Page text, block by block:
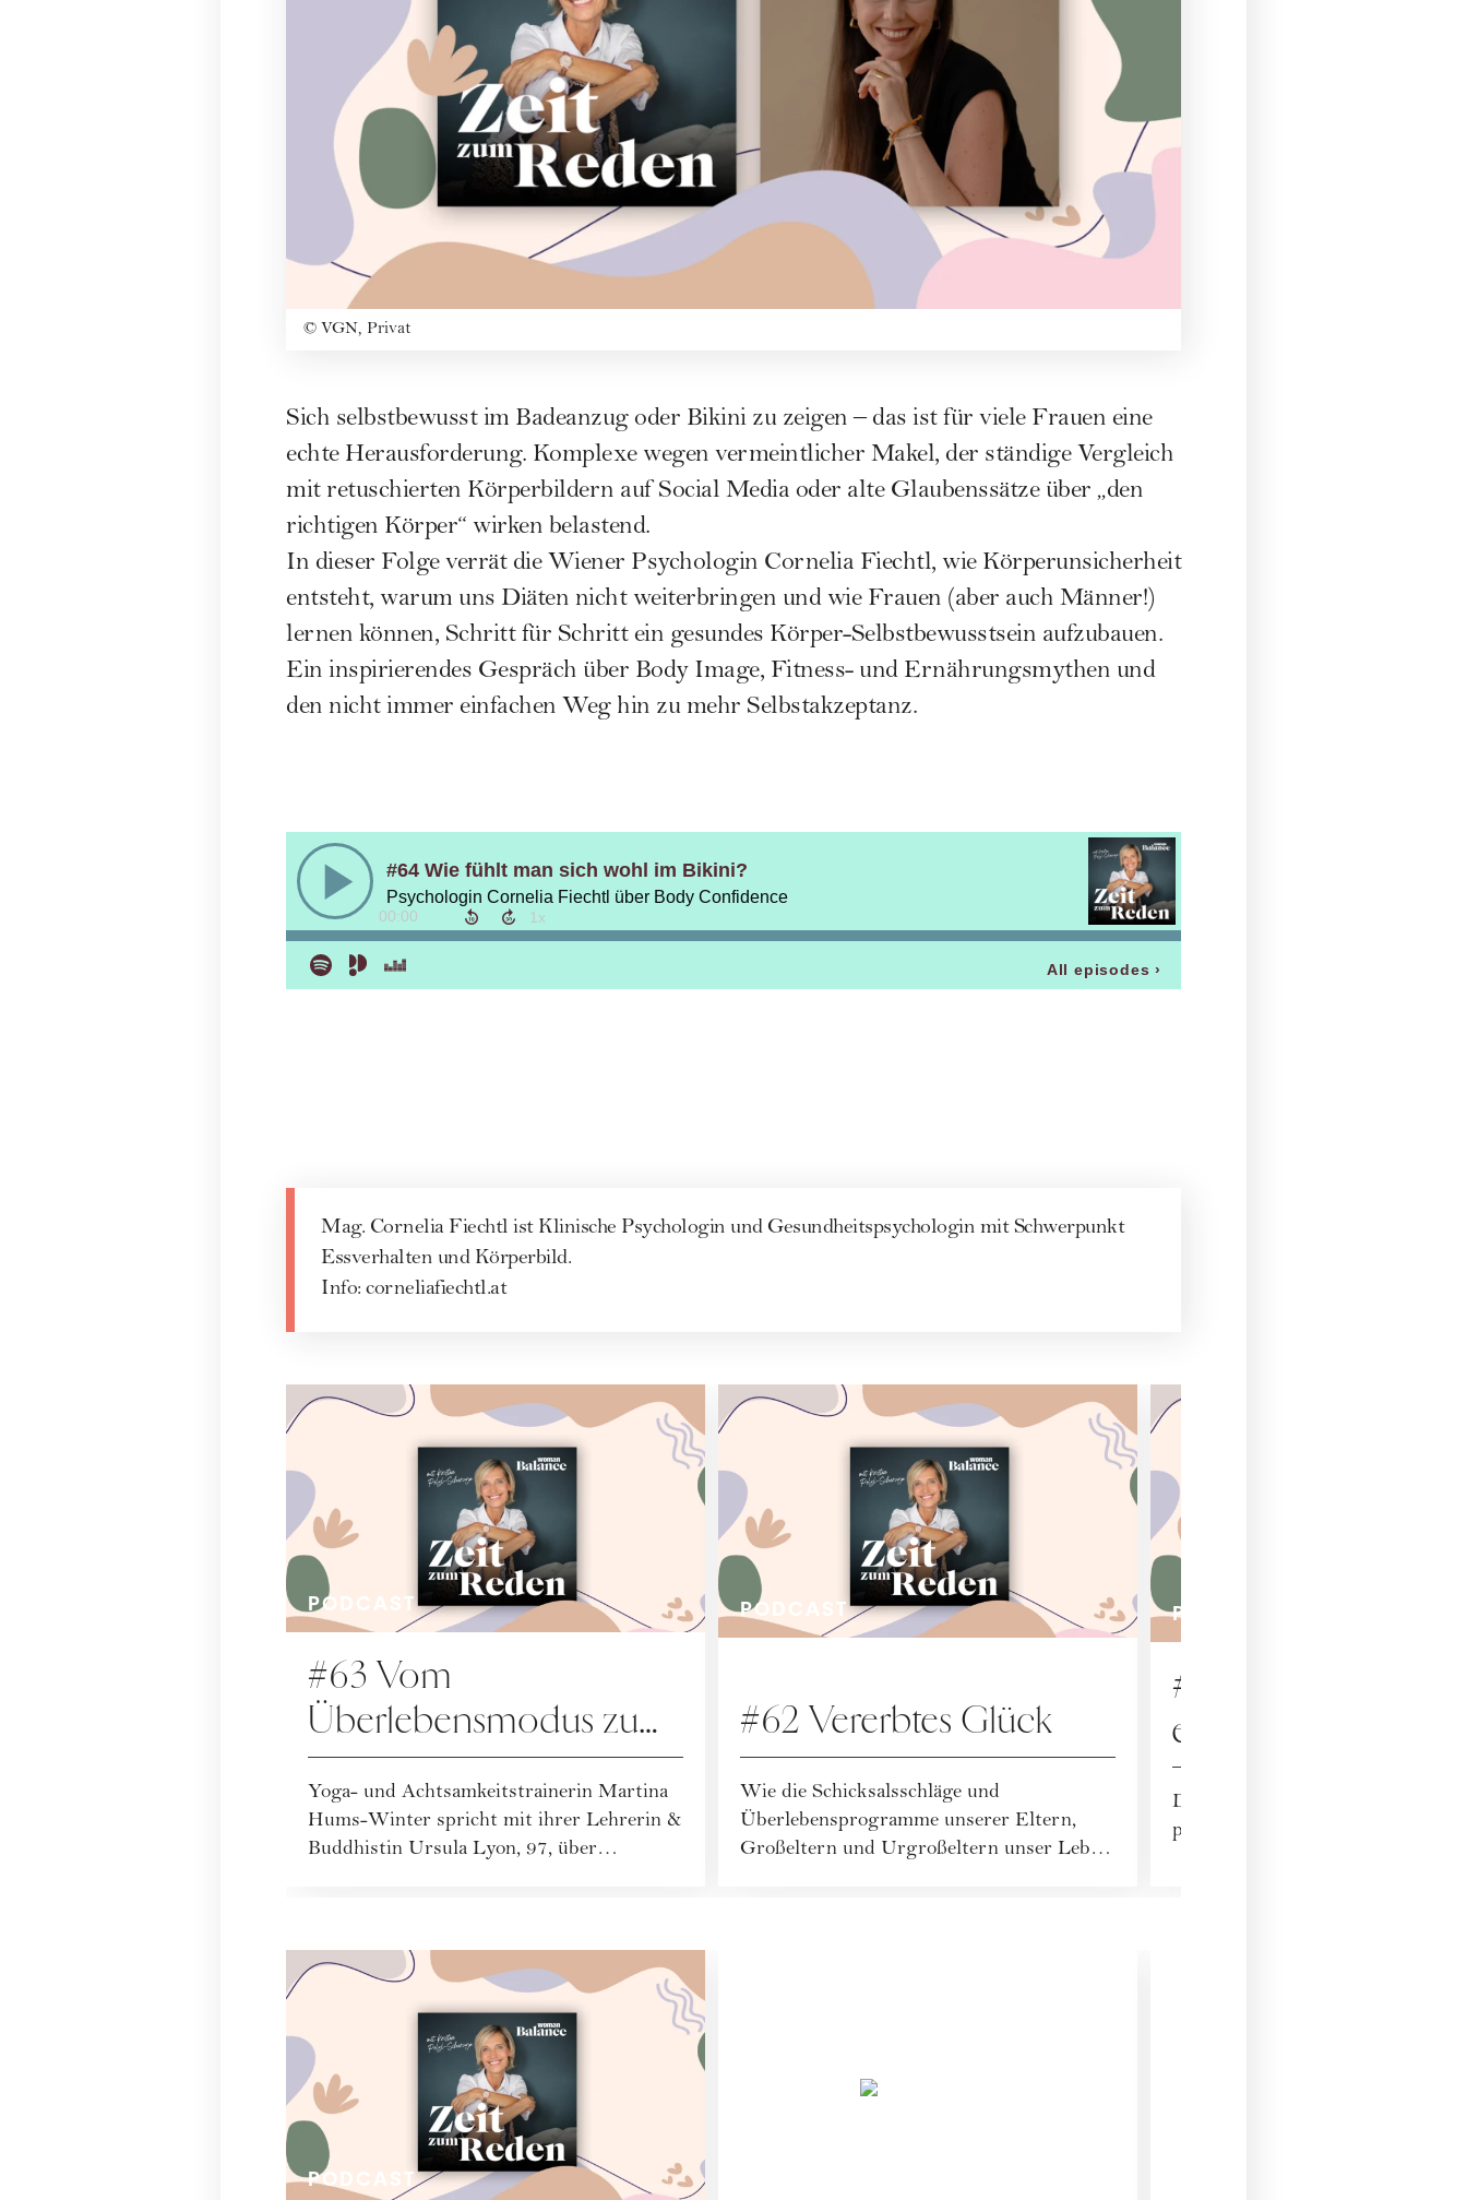
© VGN, Privat
Sich selbstbewusst im Badeanzug oder Bikini zu zeigen – das ist für viele Frauen eine
echte Herausforderung. Komplexe wegen vermeintlicher Makel, der ständige Vergleich
mit retuschierten Körperbildern auf Social Media oder alte Glaubenssätze über „den
richtigen Körper“ wirken belastend.
In dieser Folge verrät die Wiener Psychologin Cornelia Fiechtl, wie Körperunsicherheit
entsteht, warum uns Diäten nicht weiterbringen und wie Frauen (aber auch Männer!)
lernen können, Schritt für Schritt ein gesundes Körper-Selbstbewusstsein aufzubauen.
Ein inspirierendes Gespräch über Body Image, Fitness- und Ernährungsmythen und
den nicht immer einfachen Weg hin zu mehr Selbstakzeptanz.
Mag. Cornelia Fiechtl ist Klinische Psychologin und Gesundheitspsychologin mit Schwerpunkt
Essverhalten und Körperbild.
Info: corneliafiechtl.at
PODCAST
#63 Vom
Überlebensmodus zum
Sinn
Yoga- und Achtsamkeitstrainerin Martina
Hums-Winter spricht mit ihrer Lehrerin &
Buddhistin Ursula Lyon, 97, über
PODCAST
#62 Vererbtes Glück
Wie die Schicksalsschläge und
Überlebensprogramme unserer Eltern,
Großeltern und Urgroßeltern unser Leben
PODCAST
#61 Gentests: Was
erfahre ich über
DDr. Stefan Wöhrer über die
personalisierten Medizin
PODCAST